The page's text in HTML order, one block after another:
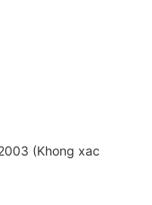
(Khong xac